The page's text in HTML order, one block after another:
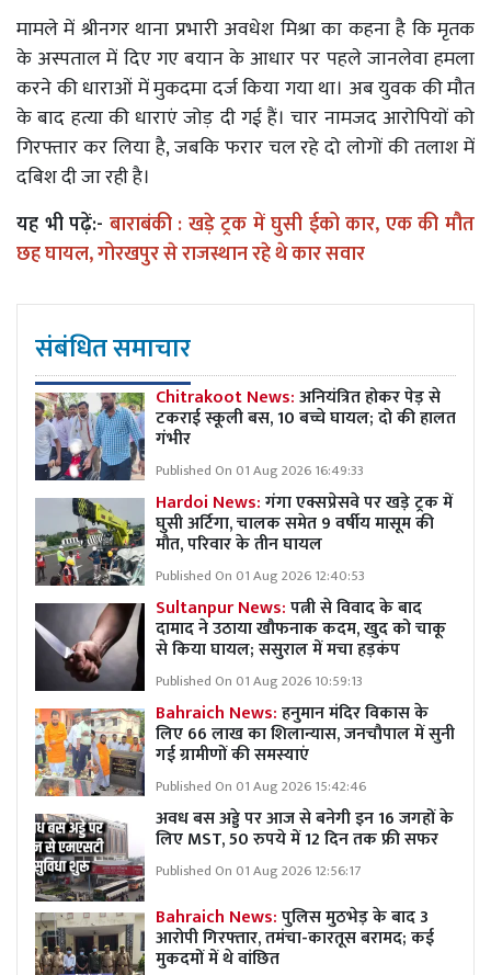
मामले में श्रीनगर थाना प्रभारी अवधेश मिश्रा का कहना है कि मृतक
के अस्पताल में दिए गए बयान के आधार पर पहले जानलेवा हमला
करने की धाराओं में मुकदमा दर्ज किया गया था। अब युवक की मौत
के बाद हत्या की धाराएं जोड़ दी गई हैं। चार नामजद आरोपियों को
गिरफ्तार कर लिया है, जबकि फरार चल रहे दो लोगों की तलाश में
दबिश दी जा रही है।
यह भी पढ़ें:- बाराबंकी : खड़े ट्रक में घुसी ईको कार, एक की मौत
छह घायल, गोरखपुर से राजस्थान रहे थे कार सवार
संबंधित समाचार
Chitrakoot News:अनियंत्रित होकर पेड़ से
टकराई स्कूली बस, 10 बच्चे घायल; दो की हालत
गंभीर
Published On 01 Aug 2026 16:49:33
Hardoi News:गंगा एक्सप्रेसवे पर खड़े ट्रक में
घुसी अर्टिगा, चालक समेत 9 वर्षीय मासूम की
मौत, परिवार के तीन घायल
Published On 01 Aug 2026 12:40:53
Sultanpur News:पत्नी से विवाद के बाद
दामाद ने उठाया खौफनाक कदम, खुद को चाकू
से किया घायल; ससुराल में मचा हड़कंप
Published On 01 Aug 2026 10:59:13
Bahraich News:हनुमान मंदिर विकास के
लिए 66 लाख का शिलान्यास, जनचौपाल में सुनी
गई ग्रामीणों की समस्याएं
Published On 01 Aug 2026 15:42:46
अवध बस अड्डे पर आज से बनेगी इन 16 जगहों के
लिए MST, 50 रुपये में 12 दिन तक फ्री सफर
Published On 01 Aug 2026 12:56:17
Bahraich News:पुलिस मुठभेड़ के बाद 3
आरोपी गिरफ्तार, तमंचा-कारतूस बरामद; कई
मुकदमों में थे वांछित